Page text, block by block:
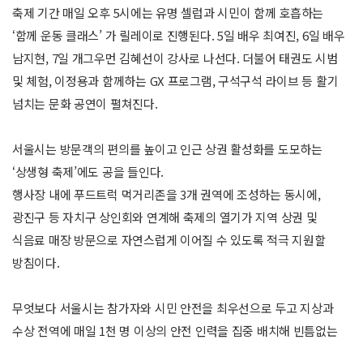
축제 기간 매일 오후 5시에는 유명 셀럽과 시민이 함께 호흡하는
‘함께 운동 클래스’ 가 릴레이로 진행된다. 5일 배우 최여진, 6일 배우
남지현, 7일 개그우먼 김혜선이 강사로 나선다. 더불어 태권도 시범
및 체험, 이정용과 함께하는 GX 프로그램, 구석구석 라이브 등 활기
넘치는 문화 공연이 펼쳐진다.
서울시는 방문객의 편의를 높이고 인근 상권 활성화를 도모하는
‘상생형 축제’에도 공을 들인다.
행사장 내에 푸드트럭 먹거리존을 3개 권역에 조성하는 동시에,
광진구 등 자치구 상인회와 연계해 축제의 열기가 지역 상권 및
식음료 매장 방문으로 자연스럽게 이어질 수 있도록 적극 지원할
방침이다.
무엇보다 서울시는 참가자와 시민 안전을 최우선으로 두고 지상과
수상 전역에 매일 1천 명 이상의 안전 인력을 집중 배치해 빈틈없는